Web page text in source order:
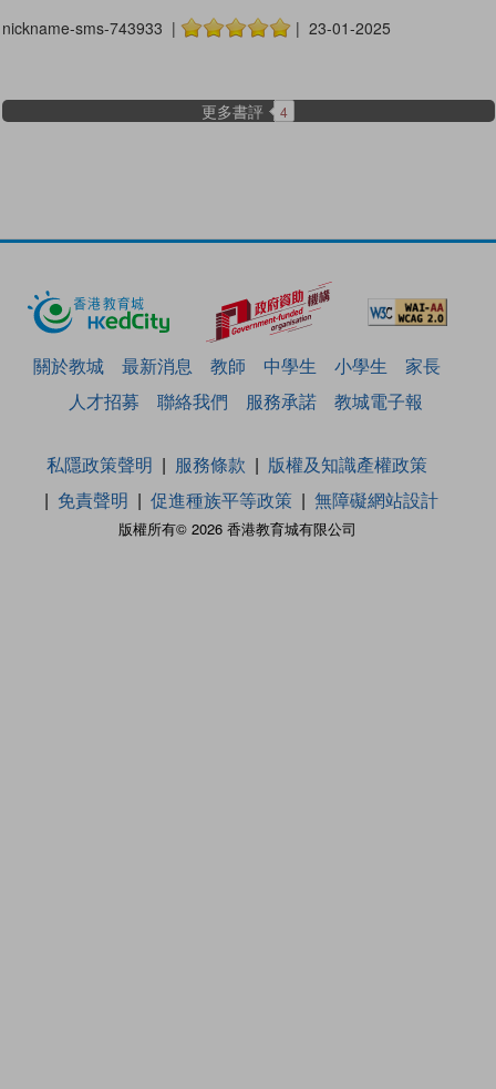
nickname-sms-743933 | | 23-01-2025
更多書評 4
關於教城 最新消息 教師 中學生 小學生
家長
人才招募
聯絡我們 服務承諾 教城電子報
版權所有© 2026 香港教育城有限公司
私隱政策聲明 服務條款
版權及知識產權政策
免責聲明
促進種族平等政策 無障礙網站設計